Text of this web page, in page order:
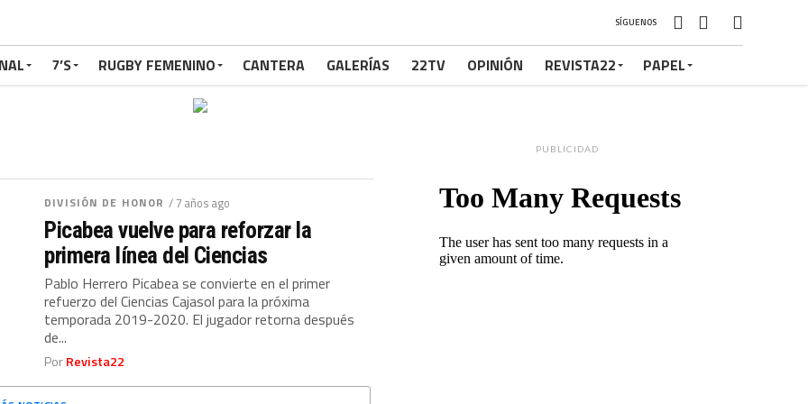
SÍGUENOS
7’S RUGBY FEMENINO CANTERA GALERÍAS 22TV OPINIÓN REVISTA22 PAPEL
DIVISIÓN DE HONOR / 7 años ago
Picabea vuelve para reforzar la
primera línea del Ciencias
Pablo Herrero Picabea se convierte en el primer
refuerzo del Ciencias Cajasol para la próxima
temporada 2019-2020. El jugador retorna después
de...
PorRevista22
PUBLICIDAD